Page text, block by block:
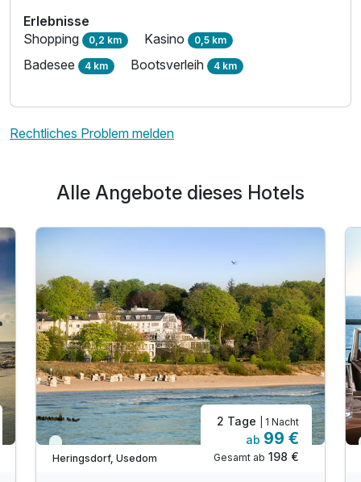
Erlebnisse
Shopping 0,2 km Kasino 0,5 km
Badesee 4 km Bootsverleih 4 km
Rechtliches Problem melden
Alle Angebote dieses Hotels
Viele Termine frei
Heringsdorf, Usedom
2 Tage | 1 Nacht
ab 99 €
Gesamt ab 198 €